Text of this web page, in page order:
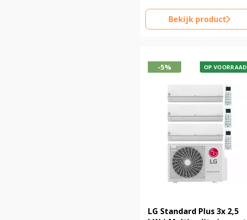
Bekijk product
-5% OP VOORRAAD
LG Standard Plus 3x 2,5